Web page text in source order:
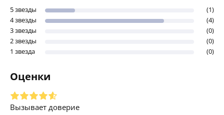
5 звезды
(1)
4 звезды
(4)
3 звезды
(0)
2 звезды
(0)
1 звезда
(0)
Оценки
Вызывает доверие